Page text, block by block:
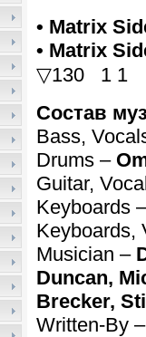
• Matrix
• Matrix
▽130 1 1
Состав
Bass,
Drums –
Guitar,
Keyboards
Keyboards,
Musician –
Duncan,
Brecker,
Written-By